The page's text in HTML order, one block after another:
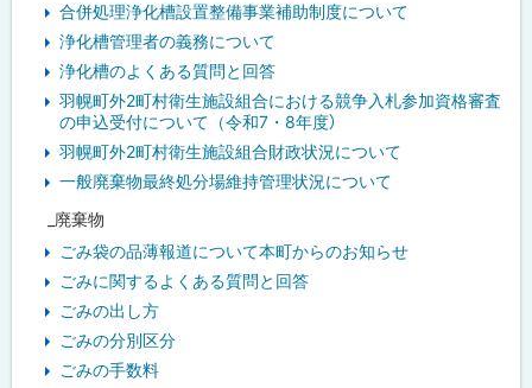
合併処理浄化槽設置整備事業補助制度について
浄化槽管理者の義務について
浄化槽のよくある質問と回答
羽幌町外2町村衛生施設組合における競争入札参加資格審査
の申込受付について（令和7・8年度）
羽幌町外2町村衛生施設組合財政状況について
一般廃棄物最終処分場維持管理状況について
_廃棄物
ごみ袋の品薄報道について本町からのお知らせ
ごみに関するよくある質問と回答
ごみの出し方
ごみの分別区分
ごみの手数料